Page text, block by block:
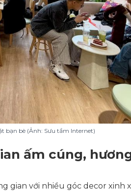
bạn bè (Ảnh: Sưu tầm Internet)
ấm cúng,
gian với nhiều góc decor xinh